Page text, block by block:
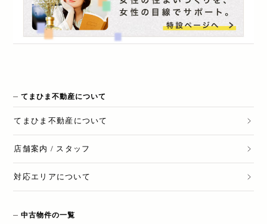
てまひま不動産について
てまひま不動産 について
店舗案内 / スタッフ
対応エリアについて
中古物件の一覧